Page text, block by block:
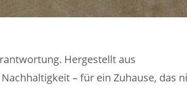
Hergestellt aus
– für ein Zuhause, das